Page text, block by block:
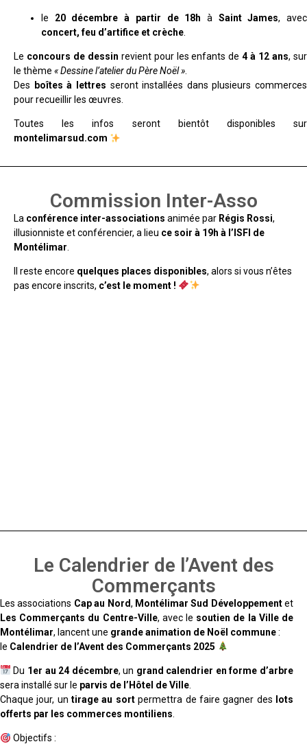
le 20 décembre à partir de 18h à Saint James, avec
concert, feu d’artifice et crèche
Le concours de dessin revient pour les enfants de4 à 12 ans, sur
le thème « Dessine l’atelier du Père Noël »
Des
boîtes à lettres seront installées dans plusieurs commerces
pour recueillir les œuvres.
Toutes les infos seront bientôt disponibles sur
montelimarsud.com
Commission Inter-Asso
La conférence inter-associations animée par Régis Rossi,
illusionniste et conférencier, a lieu ce soir à 19h à l’ISFI de
Montélimar
Il reste encore quelques places disponibles, alors si vous n’êtes
pas encore inscrits, c’est le moment !
Le Calendrier de l’Avent des
Commerçants
Les associations Cap au Nord, Montélimar Sud Développementet
Les Commerçants du Centre-Ville, avec le soutien de la Ville de
Montélimar, lancent une grande animation de Noël commune:
le Calendrier de l’Avent des Commerçants 2025
Du 1er au 24 décembre, un grand calendrier en forme d’arbre
sera installé sur le parvis de l’Hôtel de Ville
Chaque jour, untirage au sortpermettra de faire gagner des
lots
offerts par les commerces montiliens
Objectifs :